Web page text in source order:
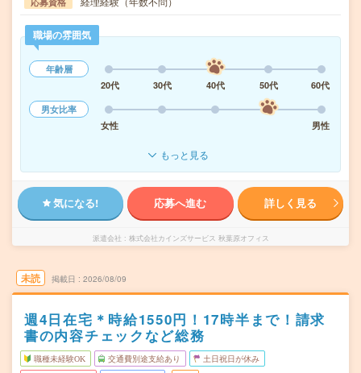
職場の雰囲気
年齢層
20代
30代 40代 50代
60代
男女比率
女性
男性
もっと見る
気になる! 応募へ進む 詳しく見る
派遣会社 株式会社カインズサービス 秋葉原オフィス
未読 掲載日 2026/08/09
週4日在宅＊時給1550円！17時半まで！請求
書の内容チェックなど総務
職種未経験OK 交通費別途支給あり 土日祝日が休み